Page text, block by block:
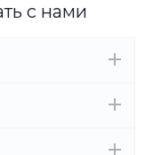
с нами